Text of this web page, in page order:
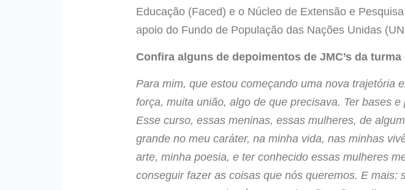
Educação (Faced) e o Núcleo de Extensão e
apoio do Fundo de População das Nações Unidas
Confira alguns de depoimentos de JMC’s da turma
Para mim, que estou começando uma nova trajetória
força, muita união, algo de que precisava. Ter bases
Esse curso, essas meninas, essas mulheres, de
grande no meu caráter, na minha vida, nas minhas
arte, minha poesia, e ter conhecido essas mulheres
conseguir fazer as coisas que nós queremos. E